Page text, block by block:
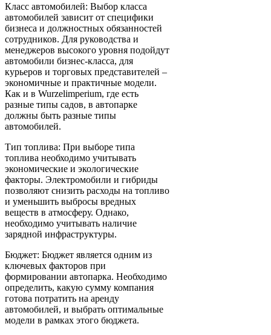
Класс автомобилей: Выбор класса
автомобилей зависит от специфики
бизнеса и должностных обязанностей
сотрудников. Для руководства и
менеджеров высокого уровня подойдут
автомобили бизнес-класса, для
курьеров и торговых представителей –
экономичные и практичные модели.
Как и в Wurzelimperium, где есть
разные типы садов, в автопарке
должны быть разные типы
автомобилей.
Тип топлива: При выборе типа
топлива необходимо учитывать
экономические и экологические
факторы. Электромобили и гибриды
позволяют снизить расходы на топливо
и уменьшить выбросы вредных
веществ в атмосферу. Однако,
необходимо учитывать наличие
зарядной инфраструктуры.
Бюджет: Бюджет является одним из
ключевых факторов при
формировании автопарка. Необходимо
определить, какую сумму компания
готова потратить на аренду
автомобилей, и выбрать оптимальные
модели в рамках этого бюджета.